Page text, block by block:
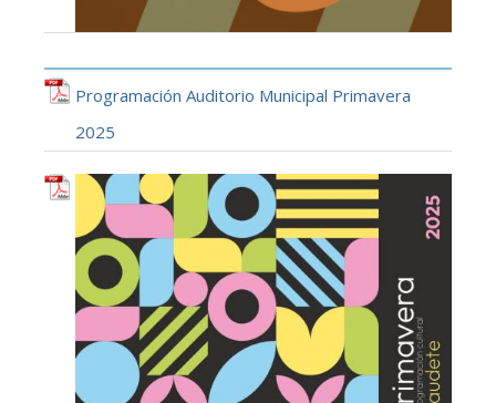
Programación Auditorio Municipal Primavera
2025